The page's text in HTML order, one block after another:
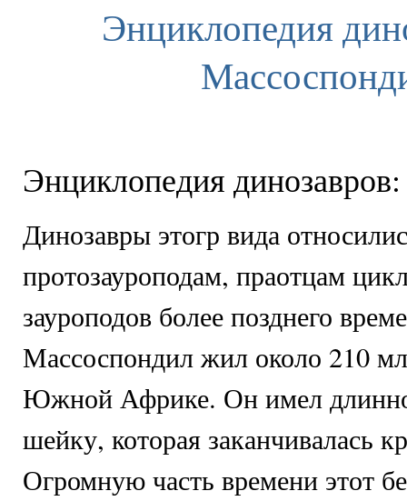
Энциклопедия
Энциклопедия
Динозавры этогр вида
протозауроподам, праотцам
зауроподов более позднего
Массоспондил жил около 210
Южной Африке. Он имел
шейку, которая заканчивалась
Огромную часть времени этот